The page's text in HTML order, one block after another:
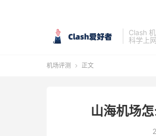
Clash
科学上
机场评测  正文
山海机场